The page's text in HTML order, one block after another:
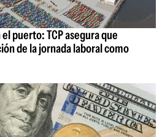
puerto: TCP asegura que
de la jornada laboral como